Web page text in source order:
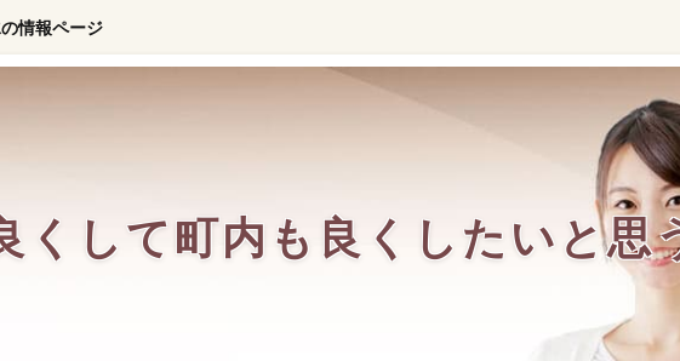
情報ページ
くして町内も良くしたいと思